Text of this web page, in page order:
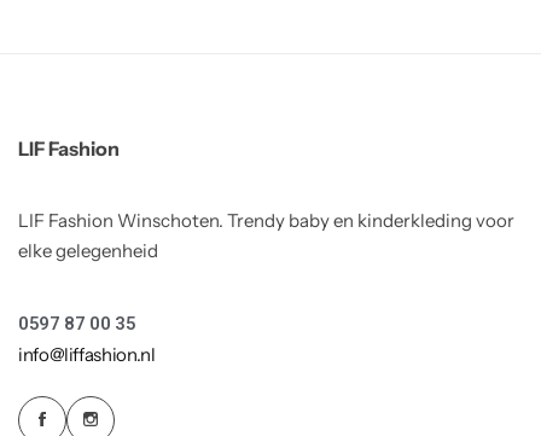
LIF Fashion
LIF Fashion Winschoten. Trendy baby en kinderkleding voor
elke gelegenheid
0597 87 00 35
info@liffashion.nl